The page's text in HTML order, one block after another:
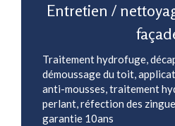
Entretien /
Traitement hydrofuge,
démoussage du toit,
anti-mousses, traitement
perlant, réfection des
garantie 10ans